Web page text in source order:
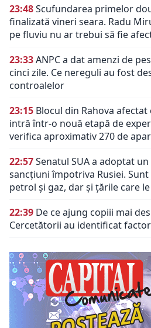
23:48Scufundarea primelor
finalizată vineri seara. Radu
pe fluviu nu ar trebui să fie
23:33ANPC a dat amenzi de
cinci zile. Ce nereguli au fost
controalelor
23:15 Blocul din Rahova
intră într-o nouă etapă de
verifica aproximativ 270 de
22:57Senatul SUA a adoptat
sancțiuni împotriva Rusiei.
petrol și gaz, dar și țările care
22:39 De ce ajung copiii mai
Cercetătorii au identificat